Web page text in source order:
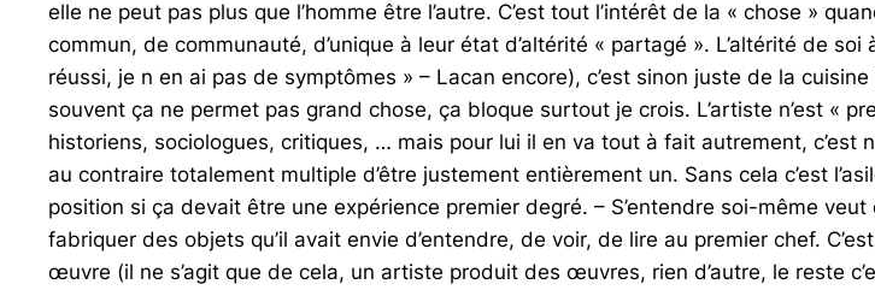
elle ne peut pas plus que l’homme être l’autre. C’est tout l’intérêt de la « chose »
commun, de communauté, d’unique à leur état d’altérité « partagé ». L’altérité de
réussi, je n en ai pas de symptômes » – Lacan encore), c’est sinon juste de la
souvent ça ne permet pas grand chose, ça bloque surtout je crois. L’artiste n’est «
historiens, sociologues, critiques, … mais pour lui il en va tout à fait autrement, c’est
au contraire totalement multiple d’être justement entièrement un. Sans cela c’est
position si ça devait être une expérience premier degré. – S’entendre soi-même
fabriquer des objets qu’il avait envie d’entendre, de voir, de lire au premier chef.
œuvre (il ne s’agit que de cela, un artiste produit des œuvres, rien d’autre, le reste